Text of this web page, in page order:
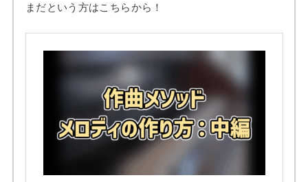
まだという方はこちらから！